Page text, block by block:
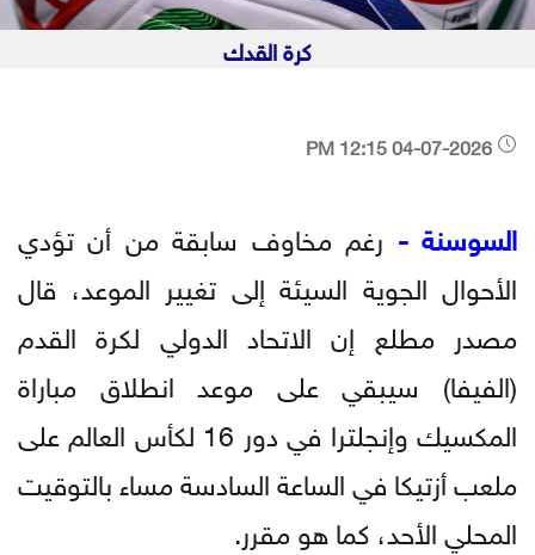
كرة القدك
السوسنة - رغم مخاوف سابقة من أن تؤدي
الأحوال الجوية السيئة إلى تغيير الموعد، قال
مصدر مطلع إن الاتحاد الدولي لكرة القدم
(الفيفا) سيبقي على موعد انطلاق مباراة
المكسيك وإنجلترا في دور 16 لكأس العالم على
ملعب أزتيكا في الساعة السادسة مساء بالتوقيت
المحلي الأحد، كما هو مقرر.